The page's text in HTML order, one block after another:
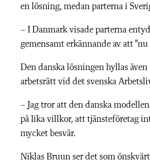
en lösning, medan parterna i
– I Danmark visade parterna
gemensamt erkännande av att
Den danska lösningen hyllas
arbetsrätt vid det svenska
– Jag tror att den danska
på lika villkor, att tjänsteföretag
mycket besvär.
Niklas Bruun ser det som